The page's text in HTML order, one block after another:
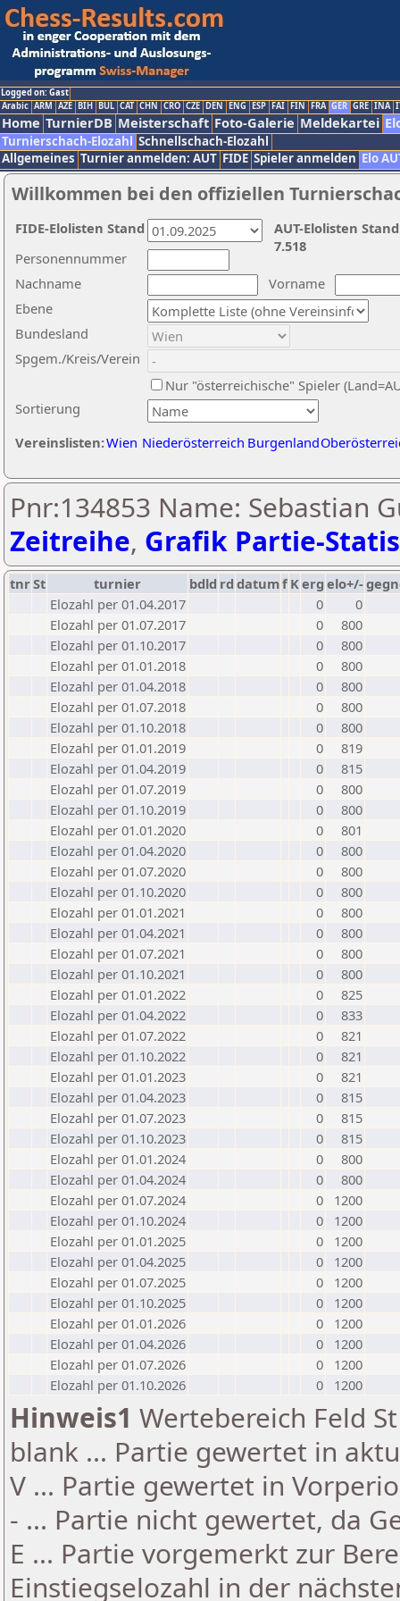
Logged on: Gast
Arabic ARM AZE BIH BUL CAT CHN CRO CZE DEN ENG ESP FAI FIN FRA GER GRE INA
Home TurnierDB Meisterschaft Foto-Galerie Meldekartei
Turnierschach-Elozahl Schnellschach-Elozahl
Allgemeines Turnier anmelden: AUT FIDE Spieler anmelden Elo
Willkommen bei den offiziellen
Nachname
Vorname
Ebene
Sortierung
Personennummer
Bundesland
Spgem./Kreis/Verein
Nur "österreichische" Spieler
Vereinslisten:Wien Niederösterreich Burgenland
AUT-Elolisten
7.518
FIDE-Elolisten Stand
Pnr:134853 Name: Sebastian
Zeitreihe, Grafik Partie-
tnrSt turnier bdld rd datumf Kerg elo+/-
Elozahl per 01.04.2017
0
0
Elozahl per 01.07.2017
0
800
Elozahl per 01.10.2017
0
800
Elozahl per 01.01.2018
0
800
Elozahl per 01.04.2018
0
800
Elozahl per 01.07.2018
0
800
Elozahl per 01.10.2018
0
800
Elozahl per 01.01.2019
0
819
Elozahl per 01.04.2019
0
815
Elozahl per 01.07.2019
0
800
Elozahl per 01.10.2019
0
800
Elozahl per 01.01.2020
0
801
Elozahl per 01.04.2020
0
800
Elozahl per 01.07.2020
0
800
Elozahl per 01.10.2020
0
800
Elozahl per 01.01.2021
0
800
Elozahl per 01.04.2021
0
800
Elozahl per 01.07.2021
0
800
Elozahl per 01.10.2021
0
800
Elozahl per 01.01.2022
0
825
Elozahl per 01.04.2022
0
833
Elozahl per 01.07.2022
0
821
Elozahl per 01.10.2022
0
821
Elozahl per 01.01.2023
0
821
Elozahl per 01.04.2023
0
815
Elozahl per 01.07.2023
0
815
Elozahl per 01.10.2023
0
815
Elozahl per 01.01.2024
0
800
Elozahl per 01.04.2024
0
800
Elozahl per 01.07.2024
0
1200
Elozahl per 01.10.2024
0
1200
Elozahl per 01.01.2025
0
1200
Elozahl per 01.04.2025
0
1200
Elozahl per 01.07.2025
0
1200
Elozahl per 01.10.2025
0
1200
Elozahl per 01.01.2026
0
1200
Elozahl per 01.04.2026
0
1200
Elozahl per 01.07.2026
0
1200
Elozahl per 01.10.2026
0 1200
Hinweis1 Wertebereich Feld
blank ... Partie gewertet in
V ... Partie gewertet in
- ... Partie nicht gewertet, da
E ... Partie vorgemerkt zur
Einstiegselozahl in der